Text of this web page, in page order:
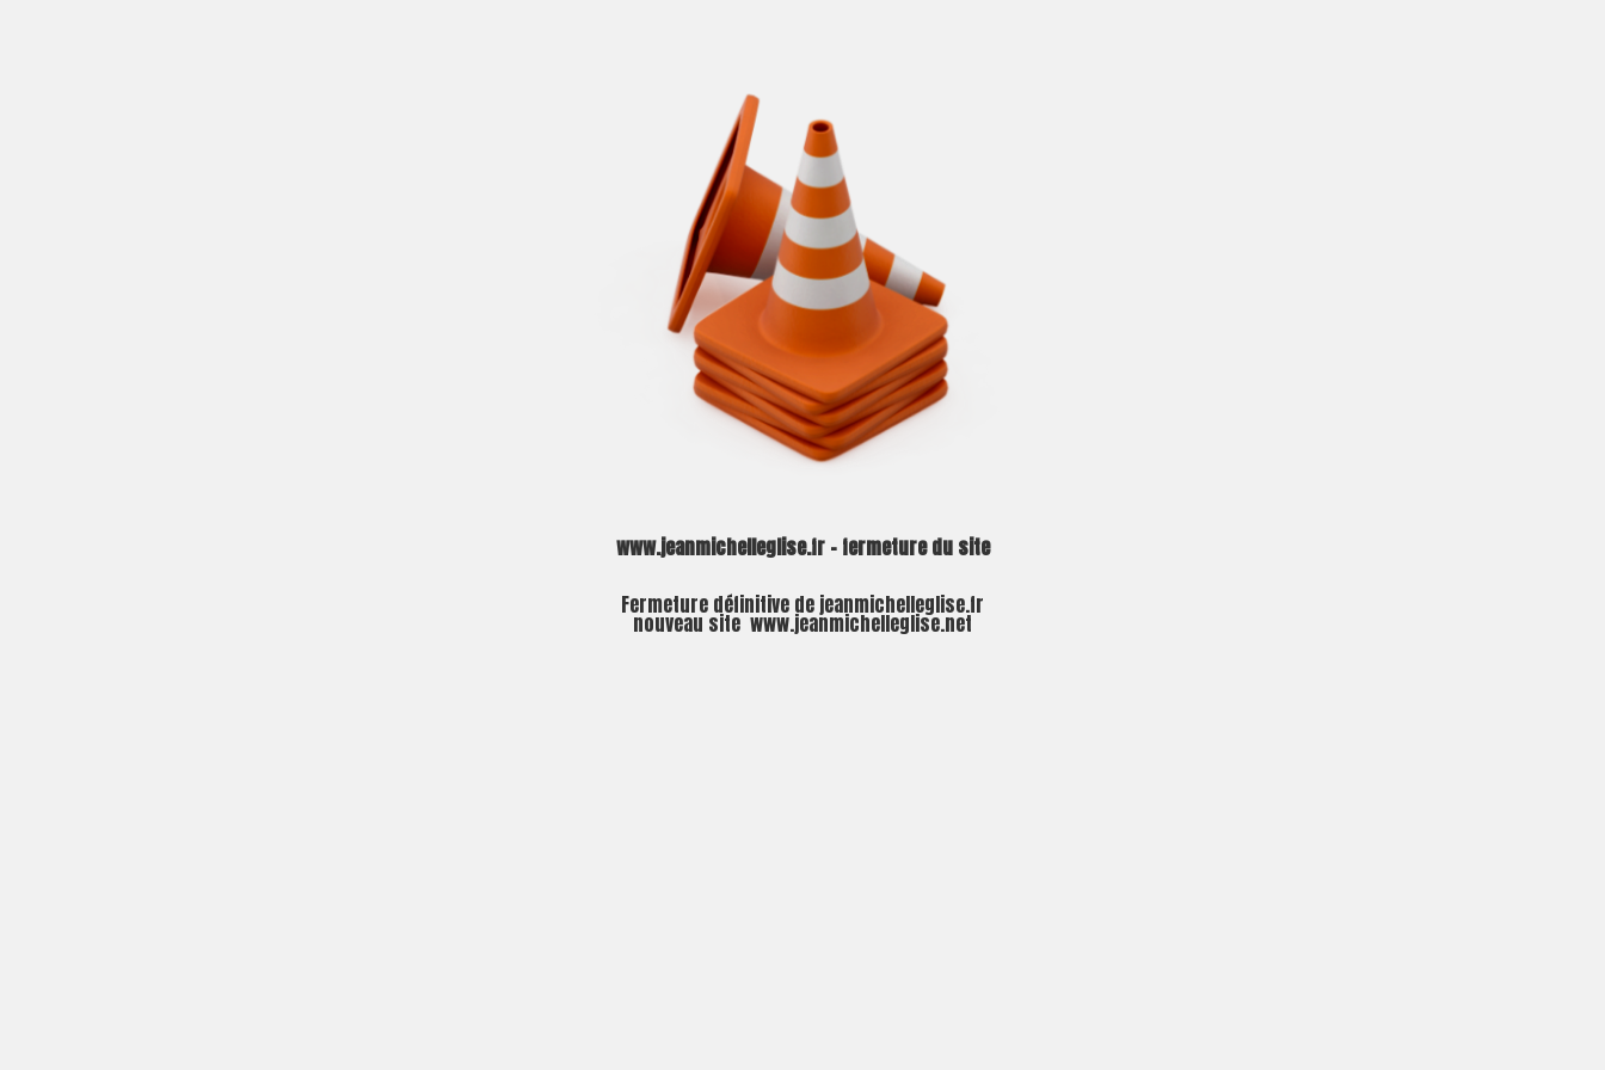
www.jeanmichelleglise.fr – fermeture du site
Fermeture définitive de jeanmichelleglise.fr
nouveau site www.jeanmichelleglise.net